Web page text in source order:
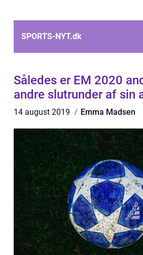
SPORTS-NYT.dk
Således er EM 2020
andre slutrunder af sin
14 august 2019 Emma Madsen